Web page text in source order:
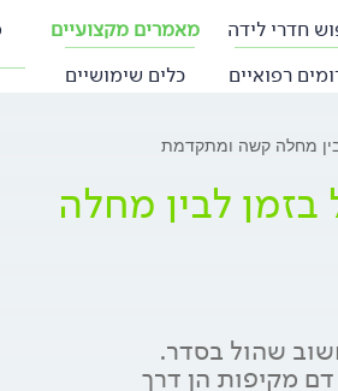
חדרי לידה מאמרים מקצועיים
רפואיים כלים שימושיים
מחלה קשה ומתקדמת
לבין מחלה
שהול בסדר.
מקיפות הן דרך